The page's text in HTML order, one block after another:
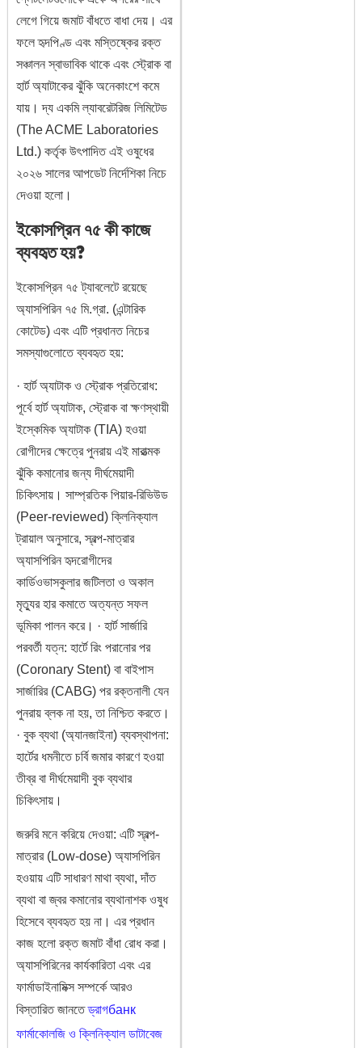
লেগে গিয়ে জমাট বাঁধতে বাধা দেয়। এর
ফলে হৃদপিণ্ড এবং মস্তিষ্কের রক্ত
সঞ্চালন স্বাভাবিক থাকে এবং স্ট্রোক বা
হার্ট অ্যাটাকের ঝুঁকি অনেকাংশে কমে
যায়। দ্য একমি ল্যাবরেটরিজ লিমিটেড
(The ACME Laboratories
Ltd.) কর্তৃক উৎপাদিত এই ওষুধের
২০২৬ সালের আপডেট নির্দেশিকা নিচে
দেওয়া হলো।
ইকোসপ্রিন ৭৫ কী কাজে
ব্যবহৃত হয়?
ইকোসপ্রিন ৭৫ ট্যাবলেটে রয়েছে
অ্যাসপিরিন ৭৫ মি.গ্রা. (এন্টারিক
কোটেড) এবং এটি প্রধানত নিচের
সমস্যাগুলোতে ব্যবহৃত হয়:
· হার্ট অ্যাটাক ও স্ট্রোক প্রতিরোধ:
পূর্বে হার্ট অ্যাটাক, স্ট্রোক বা ক্ষণস্থায়ী
ইস্কেমিক অ্যাটাক (TIA) হওয়া
রোগীদের ক্ষেত্রে পুনরায় এই মারাত্মক
ঝুঁকি কমানোর জন্য দীর্ঘমেয়াদী
চিকিৎসায়। সাম্প্রতিক পিয়ার-রিভিউড
(Peer-reviewed) ক্লিনিক্যাল
ট্রায়াল অনুসারে, স্বল্প-মাত্রার
অ্যাসপিরিন হৃদরোগীদের
কার্ডিওভাসকুলার জটিলতা ও অকাল
মৃত্যুর হার কমাতে অত্যন্ত সফল
ভূমিকা পালন করে। · হার্ট সার্জারি
পরবর্তী যত্ন: হার্টে রিং পরানোর পর
(Coronary Stent) বা বাইপাস
সার্জারির (CABG) পর রক্তনালী যেন
পুনরায় ব্লক না হয়, তা নিশ্চিত করতে।
· বুক ব্যথা (অ্যানজাইনা) ব্যবস্থাপনা:
হার্টের ধমনীতে চর্বি জমার কারণে হওয়া
তীব্র বা দীর্ঘমেয়াদী বুক ব্যথার
চিকিৎসায়।
জরুরি মনে করিয়ে দেওয়া: এটি স্বল্প-
মাত্রার (Low-dose) অ্যাসপিরিন
হওয়ায় এটি সাধারণ মাথা ব্যথা, দাঁত
ব্যথা বা জ্বর কমানোর ব্যথানাশক ওষুধ
হিসেবে ব্যবহৃত হয় না। এর প্রধান
কাজ হলো রক্ত জমাট বাঁধা রোধ করা।
অ্যাসপিরিনের কার্যকারিতা এবং এর
ফার্মাডাইনামিক্স সম্পর্কে আরও
বিস্তারিত জানতেড্রাগбанк
ফার্মাকোলজি ও ক্লিনিক্যাল ডাটাবেজ